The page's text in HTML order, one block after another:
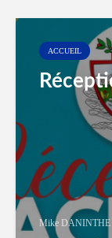
ACCUEIL
Mike DANINTHE